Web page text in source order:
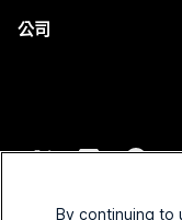
公司
By continuing to